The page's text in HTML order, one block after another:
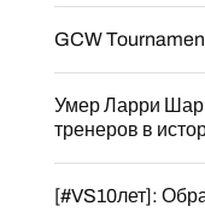
GCW
Умер Ларри
тренеров в
[#VS10лет]: